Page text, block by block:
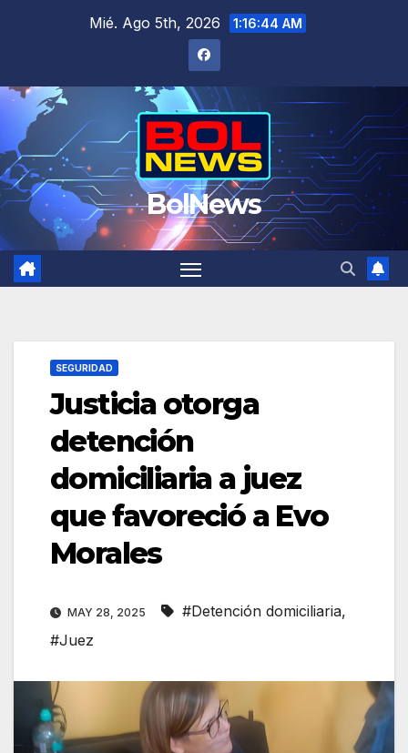
Mié. Ago 5th, 2026 1:16:45 AM
BolNews
SEGURIDAD
Justicia otorga
detención
domiciliaria a juez
que favoreció a Evo
Morales
MAY 28, 2025 #Detención domiciliaria,
#Juez